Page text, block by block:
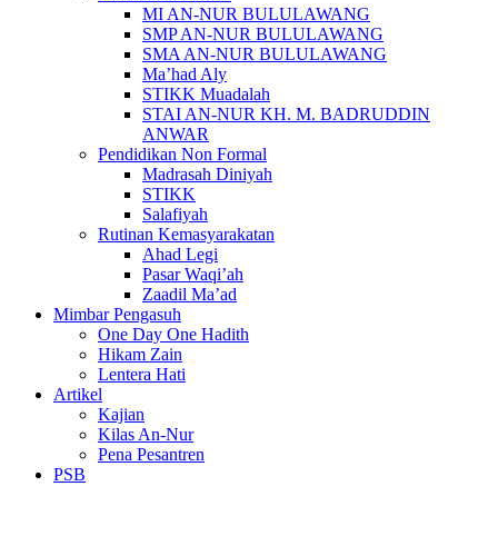
MI AN-NUR BULULAWANG
SMP AN-NUR BULULAWANG
SMA AN-NUR BULULAWANG
Ma’had Aly
STIKK Muadalah
STAI AN-NUR KH. M. BADRUDDIN
ANWAR
Pendidikan Non Formal
Madrasah Diniyah
STIKK
Salafiyah
Rutinan Kemasyarakatan
Ahad Legi
Pasar Waqi’ah
Zaadil Ma’ad
Mimbar Pengasuh
One Day One Hadith
Hikam Zain
Lentera Hati
Artikel
Kajian
Kilas An-Nur
Pena Pesantren
PSB